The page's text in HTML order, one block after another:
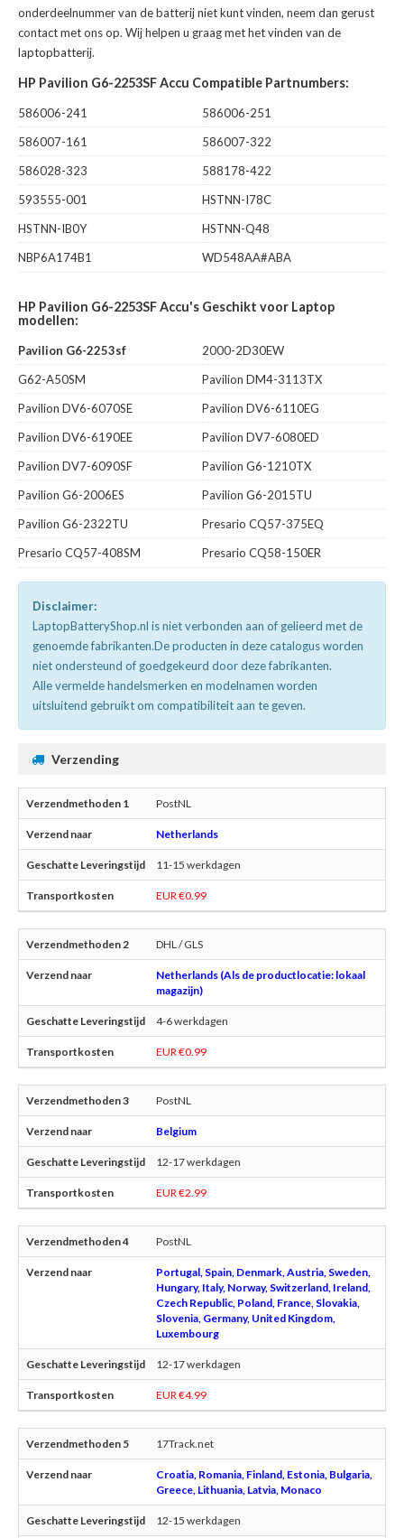
onderdeelnummer van de batterij niet kunt vinden, neem dan gerust
contact met ons op. Wij helpen u graag met het vinden van de
laptopbatterij.
HP Pavilion G6-2253SF Accu Compatible Partnumbers:
586006-241
586006-251
586007-161
586007-322
586028-323
588178-422
593555-001
HSTNN-I78C
HSTNN-IB0Y
HSTNN-Q48
NBP6A174B1
WD548AA#ABA
HP Pavilion G6-2253SF Accu's Geschikt voor Laptop
modellen:
Pavilion G6-2253sf
2000-2D30EW
G62-A50SM
Pavilion DM4-3113TX
Pavilion DV6-6070SE
Pavilion DV6-6110EG
Pavilion DV6-6190EE
Pavilion DV7-6080ED
Pavilion DV7-6090SF
Pavilion G6-1210TX
Pavilion G6-2006ES
Pavilion G6-2015TU
Pavilion G6-2322TU
Presario CQ57-375EQ
Presario CQ57-408SM
Presario CQ58-150ER
Disclaimer:
LaptopBatteryShop.nl is niet verbonden aan of gelieerd met de
genoemde fabrikanten.De producten in deze catalogus worden
niet ondersteund of goedgekeurd door deze fabrikanten.
Alle vermelde handelsmerken en modelnamen worden
uitsluitend gebruikt om compatibiliteit aan te geven.
Verzending
PostNL
Netherlands
11-15 werkdagen
EUR €0.99
DHL / GLS
Netherlands (Als de productlocatie: lokaal
magazijn)
4-6 werkdagen
EUR €0.99
PostNL
Belgium
12-17 werkdagen
EUR €2.99
PostNL
Portugal, Spain, Denmark, Austria, Sweden,
Hungary, Italy, Norway, Switzerland, Ireland,
Czech Republic, Poland, France, Slovakia,
Slovenia, Germany, United Kingdom,
Luxembourg
12-17 werkdagen
EUR €4.99
17Track.net
Croatia, Romania, Finland, Estonia, Bulgaria,
Greece, Lithuania, Latvia, Monaco
12-15 werkdagen